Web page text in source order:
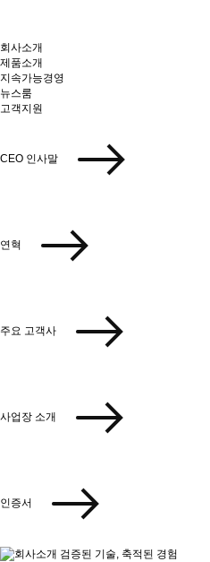
회사소개
제품소개
지속가능경영
뉴스룸
고객지원
CEO 인사말
연혁
주요 고객사
사업장 소개
인증서
검증된 기술, 축적된 경험